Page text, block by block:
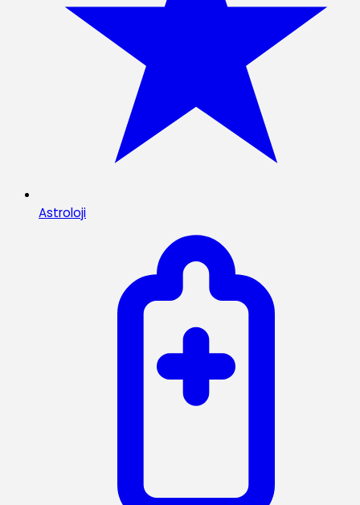
Astroloji